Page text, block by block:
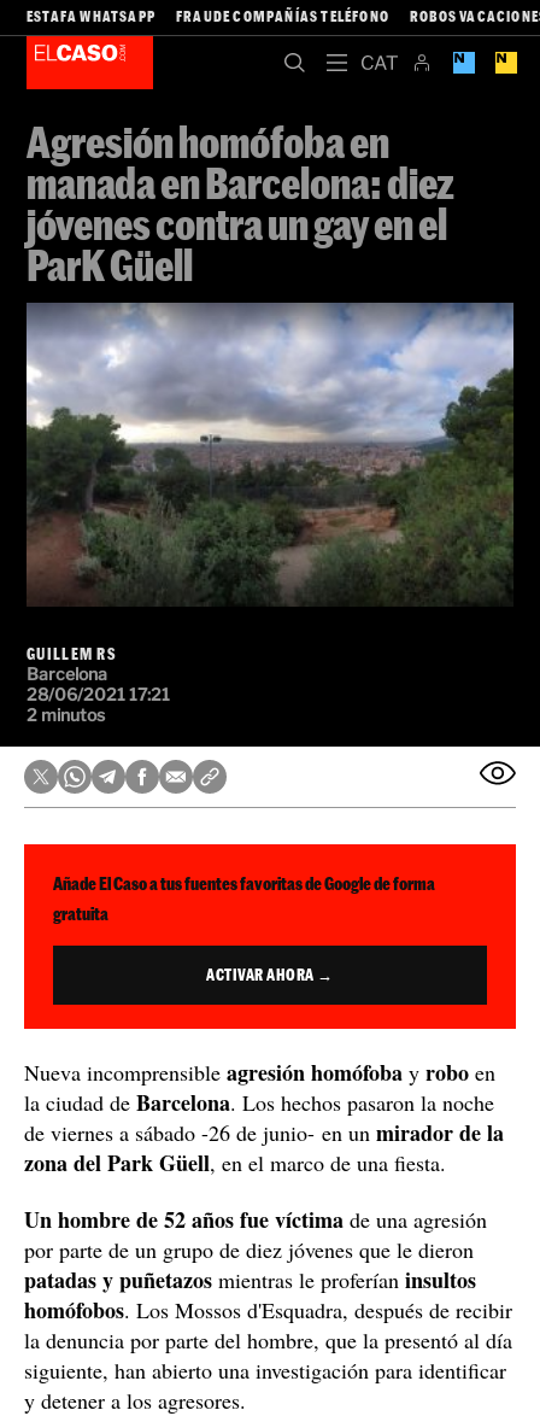
ESTAFA WHATSAPP FRAUDE COMPAÑÍAS TELÉFONO ROBOS
Agresión homófoba en
manada en Barcelona: diez
jóvenes contra un gay en el
ParK Güell
GUILLEM RS
Barcelona
28/06/2021 17:21
2 minutos
Añade El Caso a tus fuentes favoritas de Google de forma
gratuita
ACTIVAR AHORA →
Nueva incomprensible agresión homófoba y robo en
la ciudad de Barcelona. Los hechos pasaron la noche
de viernes a sábado -26 de junio- en un mirador de la
zona del Park Güell, en el marco de una fiesta.
Un hombre de 52 años fue víctima de una agresión
por parte de un grupo de diez jóvenes que le dieron
patadas y puñetazos mientras le proferían insultos
homófobos. Los Mossos d'Esquadra, después de recibir
la denuncia por parte del hombre, que la presentó al día
siguiente, han abierto una investigación para identificar
y detener a los agresores.